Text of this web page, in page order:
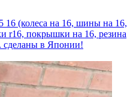
(колеса на 16, шины на 16,
r16, покрышки на 16, резина
сделаны в Японии!